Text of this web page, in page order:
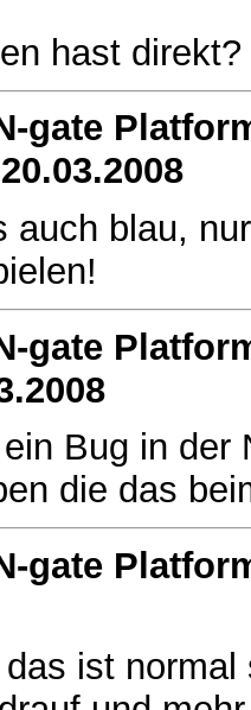
hast direkt?
gate
20.03.2008
auch blau,
gate
Bug in
die das
gate
ist